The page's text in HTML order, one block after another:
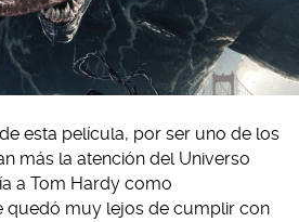
esta película, por ser uno de los
más la atención del Universo
a Tom Hardy como
quedó muy lejos de cumplir con